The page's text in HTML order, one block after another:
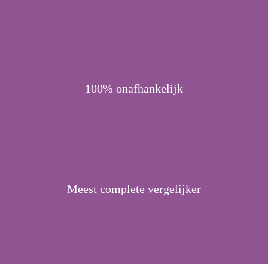
100% onafhankelijk
Meest complete vergelijker